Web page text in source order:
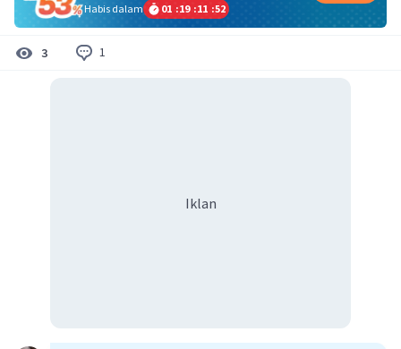
Habis dalam
01 :19 :11 :51
3 1
Iklan